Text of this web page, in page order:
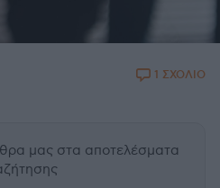
1 ΣΧΟΛΙΟ
μας στα αποτελέσματα